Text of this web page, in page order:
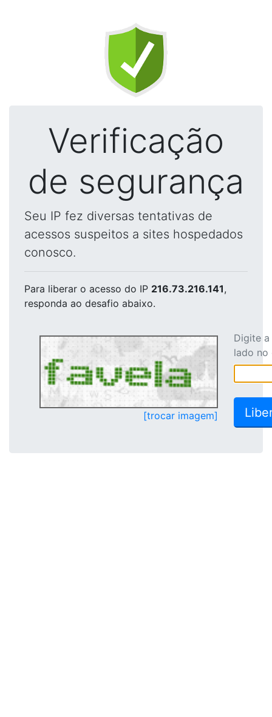
Verificação
de segurança
Seu IP fez diversas tentativas de
acessos suspeitos a sites hospedados
conosco.
Para liberar o acesso do IP 216.73.216.141,
responda ao desafio abaixo.
[trocar imagem]
Digite
lado no